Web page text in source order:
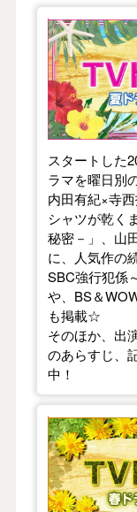
【2026年夏
スタートした
ラマを曜日別
内田有紀×寺
シャツが乾く
秘密－」、山
に、人気作の
SBC強行犯係
や、BS＆
も掲載☆
そのほか、出
のあらすじ、
中！
【2026年春